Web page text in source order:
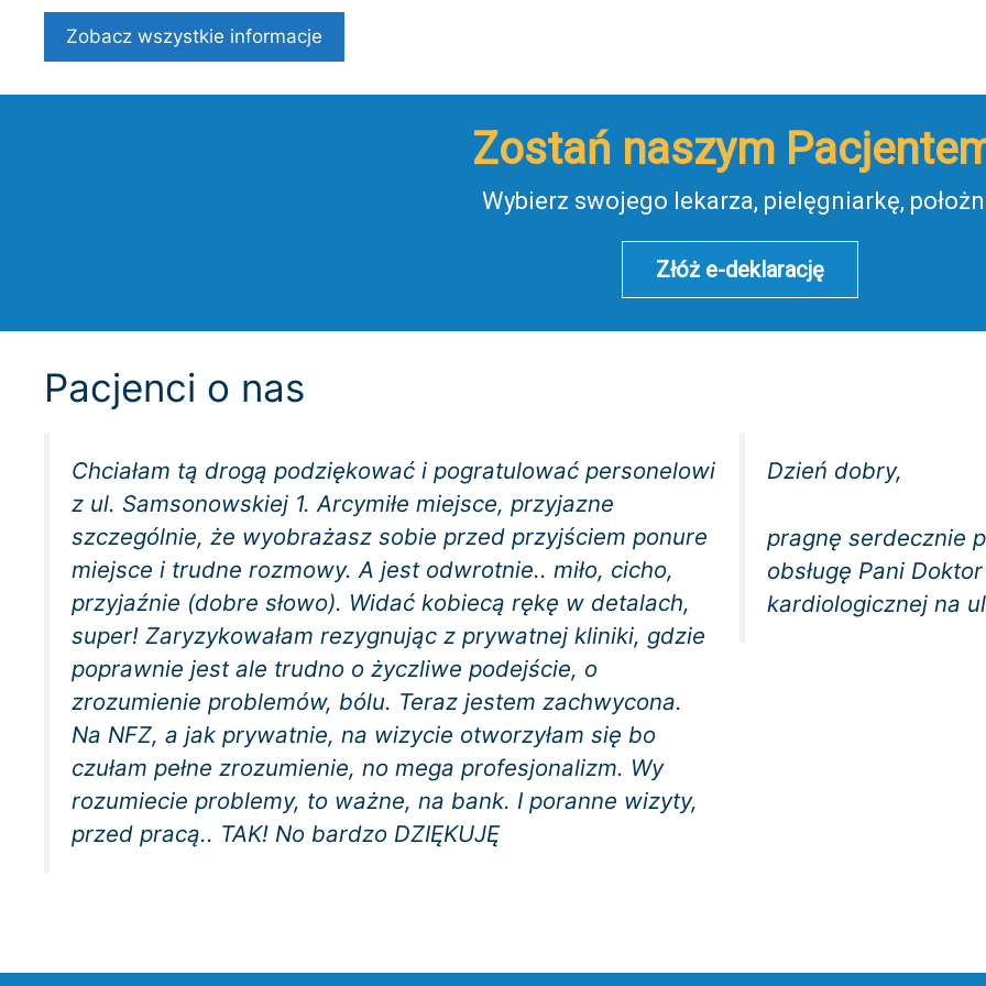
Zobacz wszystkie informacje
Zostań naszym
Wybierz swojego lekarza, pielęgniarkę,
Złóż e-deklarację
Pacjenci o nas
Chciałam tą drogą podziękować i pogratulować personelowi
z ul. Samsonowskiej 1. Arcymiłe miejsce, przyjazne
szczególnie, że wyobrażasz sobie przed przyjściem ponure
miejsce i trudne rozmowy. A jest odwrotnie.. miło, cicho,
przyjaźnie (dobre słowo). Widać kobiecą rękę w detalach,
super! Zaryzykowałam rezygnując z prywatnej kliniki, gdzie
poprawnie jest ale trudno o życzliwe podejście, o
zrozumienie problemów, bólu. Teraz jestem zachwycona.
Na NFZ, a jak prywatnie, na wizycie otworzyłam się bo
czułam pełne zrozumienie, no mega profesjonalizm. Wy
rozumiecie problemy, to ważne, na bank. I poranne wizyty,
przed pracą.. TAK! No bardzo DZIĘKUJĘ
Dzień dobry,
pragnę serdecznie
obsługę Pani
kardiologicznej na